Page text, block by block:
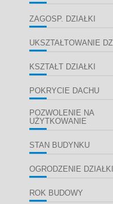
ZAGOSP. DZIAŁKI
UKSZTAŁTOWANIE
KSZTAŁT DZIAŁKI
POKRYCIE DACHU
POZWOLENIE NA
UŻYTKOWANIE
STAN BUDYNKU
OGRODZENIE DZIAŁKI
ROK BUDOWY